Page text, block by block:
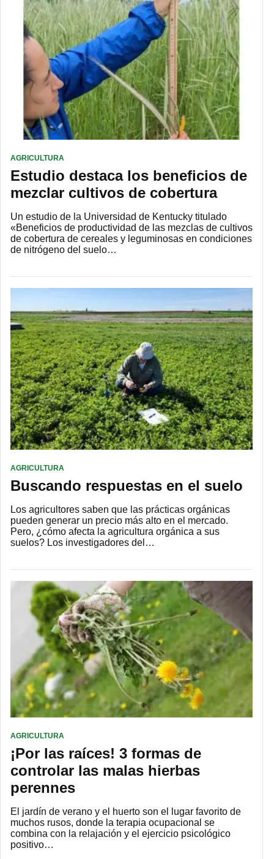
AGRICULTURA
Estudio destaca los beneficios de
mezclar cultivos de cobertura
Un estudio de la Universidad de Kentucky titulado
«Beneficios de productividad de las mezclas de cultivos
de cobertura de cereales y leguminosas en condiciones
de nitrógeno del suelo…
AGRICULTURA
Buscando respuestas en el suelo
Los agricultores saben que las prácticas orgánicas
pueden generar un precio más alto en el mercado.
Pero, ¿cómo afecta la agricultura orgánica a sus
suelos? Los investigadores del…
AGRICULTURA
¡Por las raíces! 3 formas de
controlar las malas hierbas
perennes
El jardín de verano y el huerto son el lugar favorito de
muchos rusos, donde la terapia ocupacional se
combina con la relajación y el ejercicio psicológico
positivo…